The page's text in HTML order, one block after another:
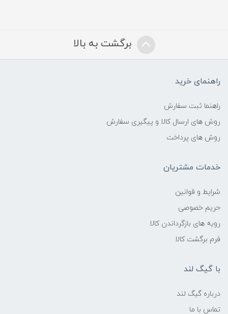
برگشت به بالا
راهنمای خرید
راهنما ثبت سفارش
روش های ارسال کالا و پیگیری سفارش
روش های پرداخت
خدمات مشتریان
شرایط و قوانین
حریم خصوصی
رویه های بازگرداندن کالا
فرم برگشت کالا
با گیگ لند
درباره گیگ لند
تماس با ما